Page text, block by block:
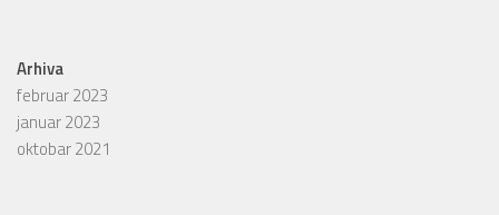
Arhiva
februar 2023
januar 2023
oktobar 2021